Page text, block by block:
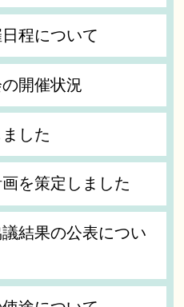
程について
開催状況
した
を策定しました
結果の公表につい